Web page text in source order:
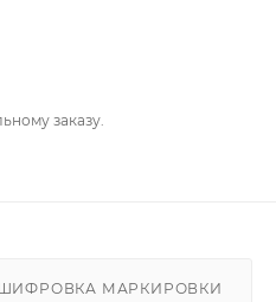
заказу.
МАРКИРОВКИ